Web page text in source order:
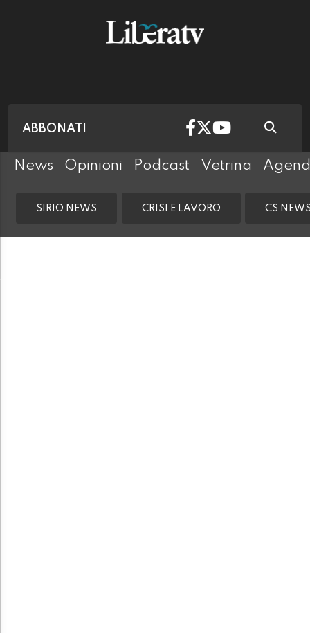
ABBONATI
News Opinioni Podcast Vetrina
SIRIO NEWS CRISI E LAVORO CS